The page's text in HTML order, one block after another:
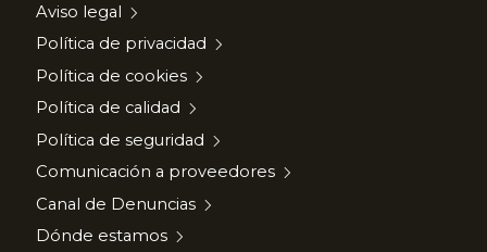
Aviso legal
Política de privacidad
Política de cookies
Política de calidad
Política de seguridad
Comunicación a proveedores
Canal de Denuncias
Dónde estamos